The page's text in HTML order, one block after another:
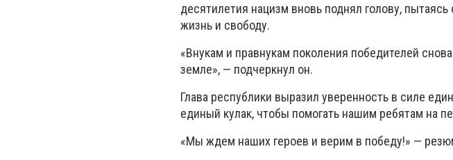
десятилетия нацизм вновь поднял голову,
жизнь и свободу.
«Внукам и правнукам поколения победителей
земле», — подчеркнул он.
Глава республики выразил уверенность в силе
единый кулак, чтобы помогать нашим ребятам на
«Мы ждем наших героев и верим в победу!» —